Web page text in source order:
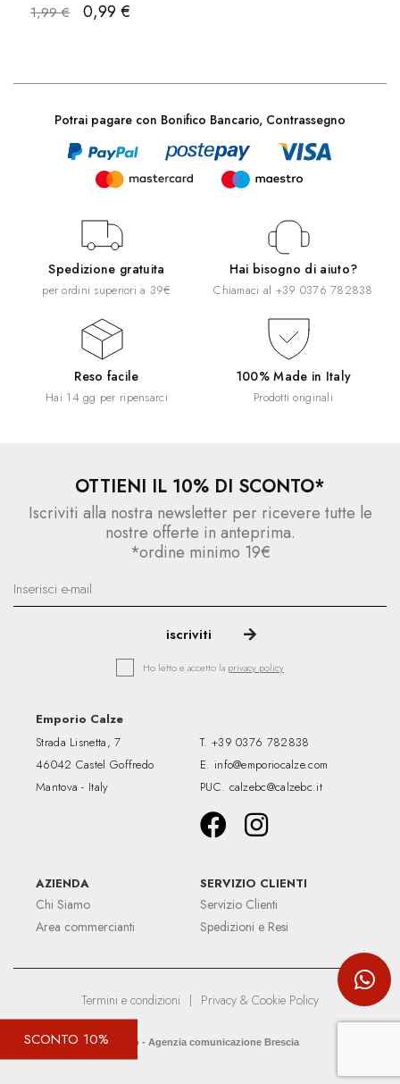
1,99 €
0,99 €
Potrai pagare con Bonifico Bancario, Contrassegno
Spedizione gratuita
per ordini superiori a 39€
Hai bisogno di aiuto?
Chiamaci al +39 0376 782838
Reso facile
Hai 14 gg per ripensarci
100% Made in Italy
Prodotti originali
OTTIENI IL 10% DI SCONTO*
Iscriviti alla nostra newsletter per ricevere tutte le
nostre offerte in anteprima.
*ordine minimo 19€
Ho letto e accetto la privacy policy
SCONTO 10%
Emporio Calze
Strada Lisnetta, 7
46042 Castel Goffredo
Mantova - Italy
T. +39 0376 782838
E. info@emporiocalze.com
PUC. calzebc@calzebc.it
AZIENDA
Chi Siamo
Area commercianti
SERVIZIO CLIENTI
Servizio Clienti
Spedizioni e Resi
Termini e condizioni | Privacy & Cookie Policy
Up&Up - Agenzia comunicazione Brescia